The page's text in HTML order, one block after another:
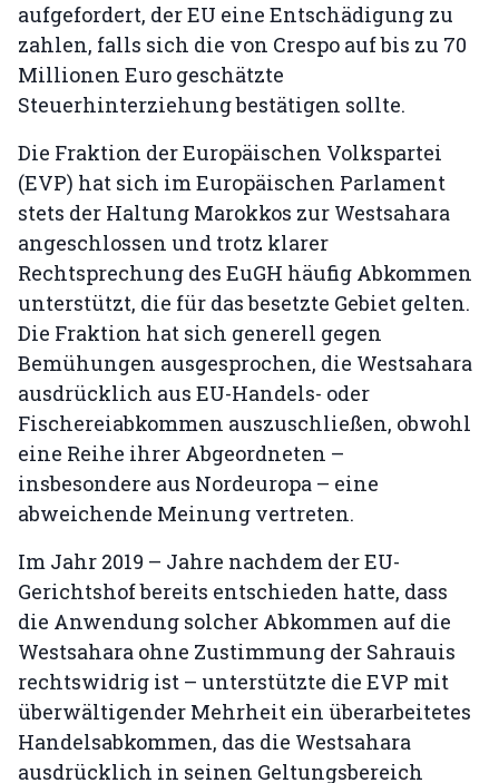
aufgefordert, der EU eine Entschädigung zu
zahlen, falls sich die von Crespo auf bis zu 70
Millionen Euro geschätzte
Steuerhinterziehung bestätigen sollte.
Die Fraktion der Europäischen Volkspartei
(EVP) hat sich im Europäischen Parlament
stets der Haltung Marokkos zur Westsahara
angeschlossen und trotz klarer
Rechtsprechung des EuGH häufig Abkommen
unterstützt, die für das besetzte Gebiet gelten.
Die Fraktion hat sich generell gegen
Bemühungen ausgesprochen, die Westsahara
ausdrücklich aus EU-Handels- oder
Fischereiabkommen auszuschließen, obwohl
eine Reihe ihrer Abgeordneten –
insbesondere aus Nordeuropa – eine
abweichende Meinung vertreten.
Im Jahr 2019 – Jahre nachdem der EU-
Gerichtshof bereits entschieden hatte, dass
die Anwendung solcher Abkommen auf die
Westsahara ohne Zustimmung der Sahrauis
rechtswidrig ist – unterstützte die EVP mit
überwältigender Mehrheit ein überarbeitetes
Handelsabkommen, das die Westsahara
ausdrücklich in seinen Geltungsbereich